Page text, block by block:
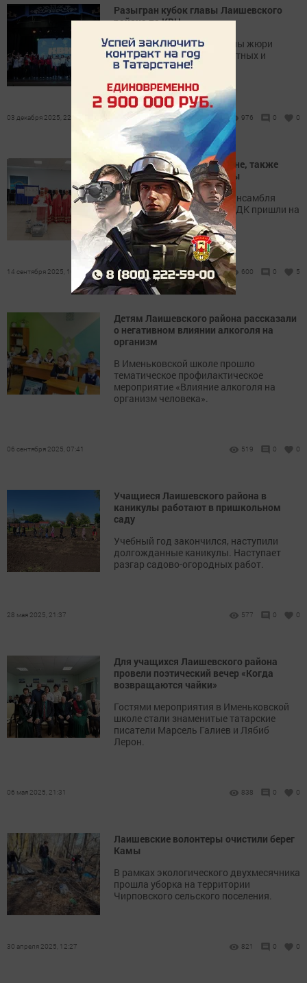
Разыгран кубок главы Лаишевского
района по КВН
За два часа зрители и члены жюри
услышали немало искрометных и
остроумных шуток.
03 декабря 2025, 22:22 976 0 0
Дружно выступают на сцене, также
дружно пришли на выборы
Участники фольклорного ансамбля
«Сәйлән» Именьковского СДК пришли на
выборы в полном составе.
14 сентября 2025, 10:27 600 0 5
Детям Лаишевского района рассказали
о негативном влиянии алкоголя на
организм
В Именьковской школе прошло
тематическое профилактическое
мероприятие «Влияние алкоголя на
организм человека».
06 сентября 2025, 07:41 519 0 0
Учащиеся Лаишевского района в
каникулы работают в пришкольном
саду
Учебный год закончился, наступили
долгожданные каникулы. Наступает
разгар садово-огородных работ.
28 мая 2025, 21:37 577 0 0
Для учащихся Лаишевского района
провели поэтический вечер «Когда
возвращаются чайки»
Гостями мероприятия в Именьковской
школе стали знаменитые татарские
писатели Марсель Галиев и Лябиб
Лерон.
06 мая 2025, 21:31 838 0 0
Лаишевские волонтеры очистили берег
Камы
В рамках экологического двухмесячника
прошла уборка на территории
Чирповского сельского поселения.
30 апреля 2025, 12:27 821 0 0